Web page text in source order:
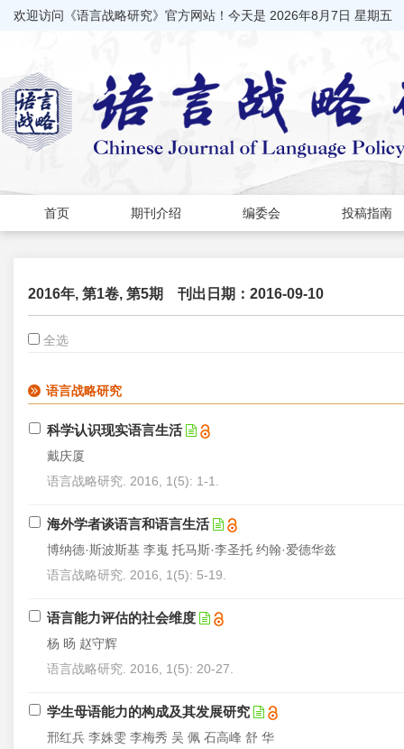
欢迎访问《语言战略研究》官方网站！今天是 2026年8月7日 星期五
首页 期刊介绍 编委会 投稿指南
2016年, 第1卷, 第5期 刊出日期：2016-09-10
全选
语言战略研究
科学认识现实语言生活
戴庆厦
语言战略研究. 2016, 1(5): 1-1.
海外学者谈语言和语言生活
博纳德·斯波斯基 李嵬 托马斯·李圣托 约翰·爱德华兹
语言战略研究. 2016, 1(5): 5-19.
语言能力评估的社会维度
杨 旸 赵守辉
语言战略研究. 2016, 1(5): 20-27.
学生母语能力的构成及其发展研究
邢红兵 李姝雯 李梅秀 吴 佩 石高峰 舒 华